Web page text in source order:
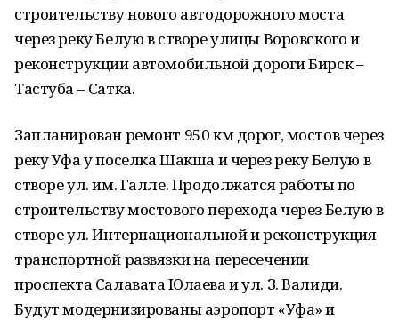
строительству нового автодорожного моста
через реку Белую в створе улицы Воровского и
реконструкции автомобильной дороги Бирск –
Тастуба – Сатка.
Запланирован ремонт 950 км дорог, мостов через
реку Уфа у поселка Шакша и через реку Белую в
створе ул. им. Галле. Продолжатся работы по
строительству мостового перехода через Белую в
створе ул. Интернациональной и реконструкция
транспортной развязки на пересечении
проспекта Салавата Юлаева и ул. З. Валиди.
Будут модернизированы аэропорт «Уфа» и